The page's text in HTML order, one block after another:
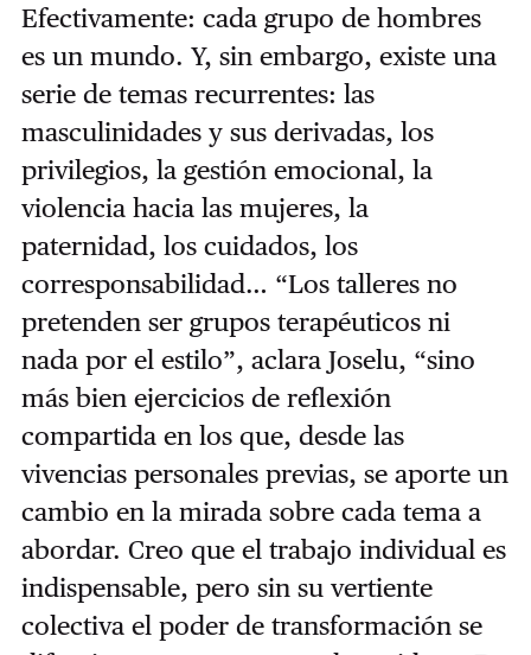
Efectivamente: cada grupo de hombres
es un mundo. Y, sin embargo, existe una
serie de temas recurrentes: las
masculinidades y sus derivadas, los
privilegios, la gestión emocional, la
violencia hacia las mujeres, la
paternidad, los cuidados, los
corresponsabilidad… “Los talleres no
pretenden ser grupos terapéuticos ni
nada por el estilo”, aclara Joselu, “sino
más bien ejercicios de reflexión
compartida en los que, desde las
vivencias personales previas, se aporte un
cambio en la mirada sobre cada tema a
abordar. Creo que el trabajo individual es
indispensable, pero sin su vertiente
colectiva el poder de transformación se